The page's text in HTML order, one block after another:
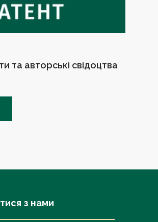
та авторські свідоцтва
з нами